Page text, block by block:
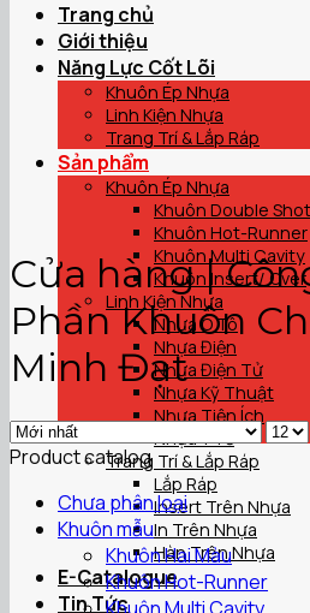
Trang chủ
Giới thiệu
Năng Lực Cốt Lõi
Khuôn Ép Nhựa
Linh Kiện Nhựa
Trang Trí & Lắp Ráp
Sản phẩm
Khuôn Ép Nhựa
Khuôn Double Shot
Khuôn Hot-Runner
Khuôn Multi Cavity
Khuôn Insert/ Over
Linh Kiện Nhựa
Nhựa Ô Tô
Nhựa Điện
Nhựa Điện Tử
Nhựa Kỹ Thuật
Nhựa Tiện Ích
Nhựa Y Tế
Trang Trí & Lắp Ráp
Lắp Ráp
Insert Trên Nhựa
In Trên Nhựa
Hàn Trên Nhựa
E-Catalogue
Tin Tức
Cửa hàng |
Phần Khuôn
Minh Đạt
Product catalog
Chưa phân loại
Khuôn mẫu
Khuôn Hai Màu
Khuôn Hot-Runner